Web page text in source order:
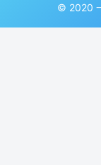
© 2020